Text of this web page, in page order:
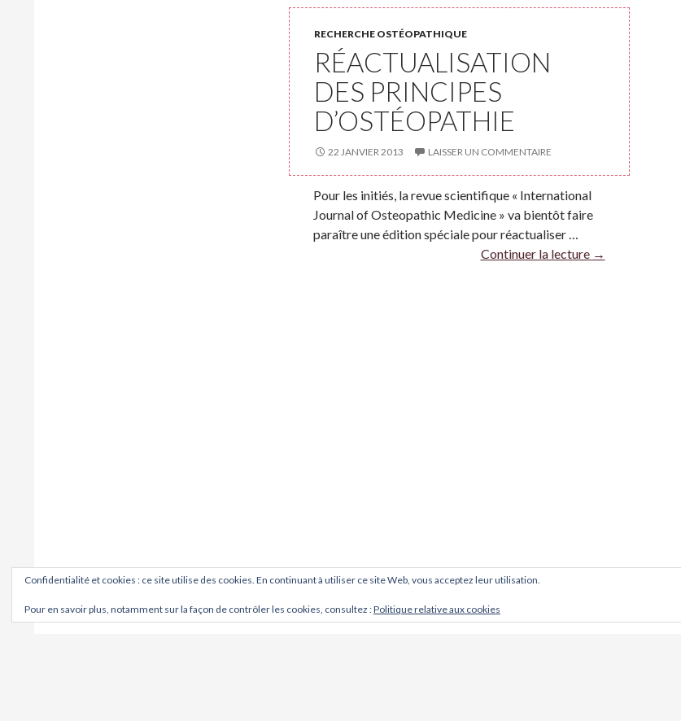
RECHERCHE OSTÉOPATHIQUE
RÉACTUALISATION
DES PRINCIPES
D’OSTÉOPATHIE
22 JANVIER 2013 LAISSER UN COMMENTAIRE
Pour les initiés, la revue scientifique « International
Journal of Osteopathic Medicine » va bientôt faire
paraître une édition spéciale pour réactualiser …
Continuer la lecture →
Confidentialité et cookies : ce site utilise des cookies. En continuant à utiliser ce site Web, vous acceptez leur utilisation.
Pour en savoir plus, notamment sur la façon de contrôler les cookies, consultez :Politique relative aux cookies